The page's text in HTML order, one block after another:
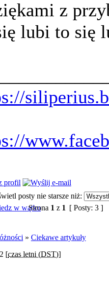
z
lubi to się
posty nie starsze niż:
Strona 1 z 1 [ Posty: 3 ]
» Ciekawe artykuły
[czas letni (DST)]